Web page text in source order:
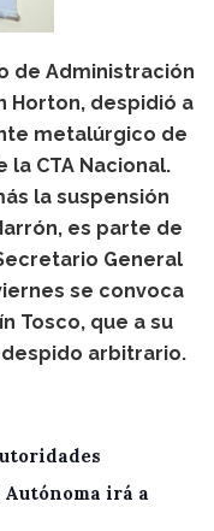
de Administración
Horton, despidió a
metalúrgico de
CTA Nacional.
la suspensión
es parte de
General
se convoca
Tosco, que a su
arbitrario.
Autónoma irá a